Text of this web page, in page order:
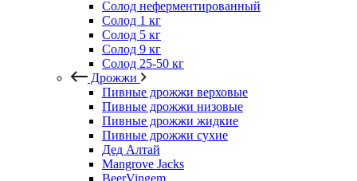
Солод неферментированный
Солод 1 кг
Солод 5 кг
Солод 9 кг
Солод 25-50 кг
Дрожжи
Пивные дрожжи верховые
Пивные дрожжи низовые
Пивные дрожжи жидкие
Пивные дрожжи сухие
Дед Алтай
Mangrove Jacks
BeerVingem